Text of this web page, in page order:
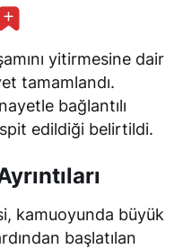
yitirmesine dair
tamamlandı.
bağlantılı
edildiği belirtildi.
kamuoyunda büyük
başlatılan